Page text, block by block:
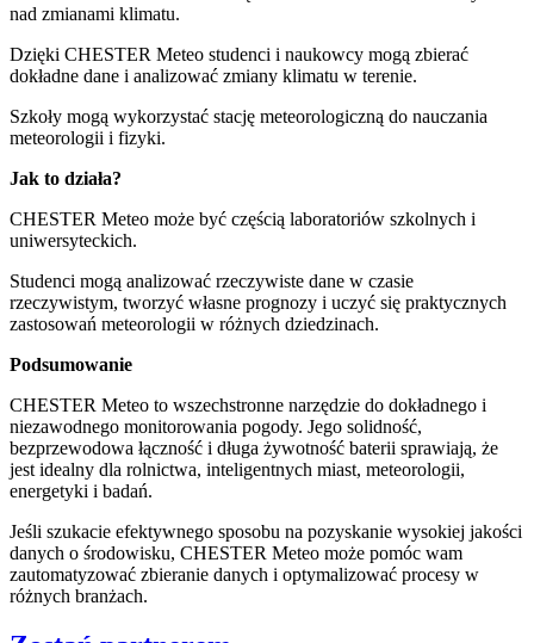
nad zmianami klimatu.
Dzięki CHESTER Meteo studenci i naukowcy mogą zbierać
dokładne dane i analizować zmiany klimatu w terenie.
Szkoły mogą wykorzystać stację meteorologiczną do nauczania
meteorologii i fizyki.
Jak to działa?
CHESTER Meteo może być częścią laboratoriów szkolnych i
uniwersyteckich.
Studenci mogą analizować rzeczywiste dane w czasie
rzeczywistym, tworzyć własne prognozy i uczyć się praktycznych
zastosowań meteorologii w różnych dziedzinach.
Podsumowanie
CHESTER Meteo to wszechstronne narzędzie do dokładnego i
niezawodnego monitorowania pogody. Jego solidność,
bezprzewodowa łączność i długa żywotność baterii sprawiają, że
jest idealny dla rolnictwa, inteligentnych miast, meteorologii,
energetyki i badań.
Jeśli szukacie efektywnego sposobu na pozyskanie wysokiej jakości
danych o środowisku, CHESTER Meteo może pomóc wam
zautomatyzować zbieranie danych i optymalizować procesy w
różnych branżach.